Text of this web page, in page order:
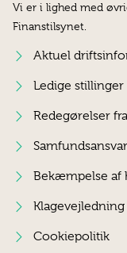
Vi er i lighed med
Finanstilsynet.
Aktuel
Ledige stillinger
Redegørelser
Samfundsansvar
Bekæmpelse af
Klagevejledning
Cookiepolitik